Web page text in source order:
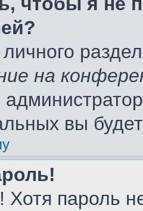
личного
на
вы
Хотя пароль